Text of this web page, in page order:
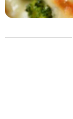
Cocada